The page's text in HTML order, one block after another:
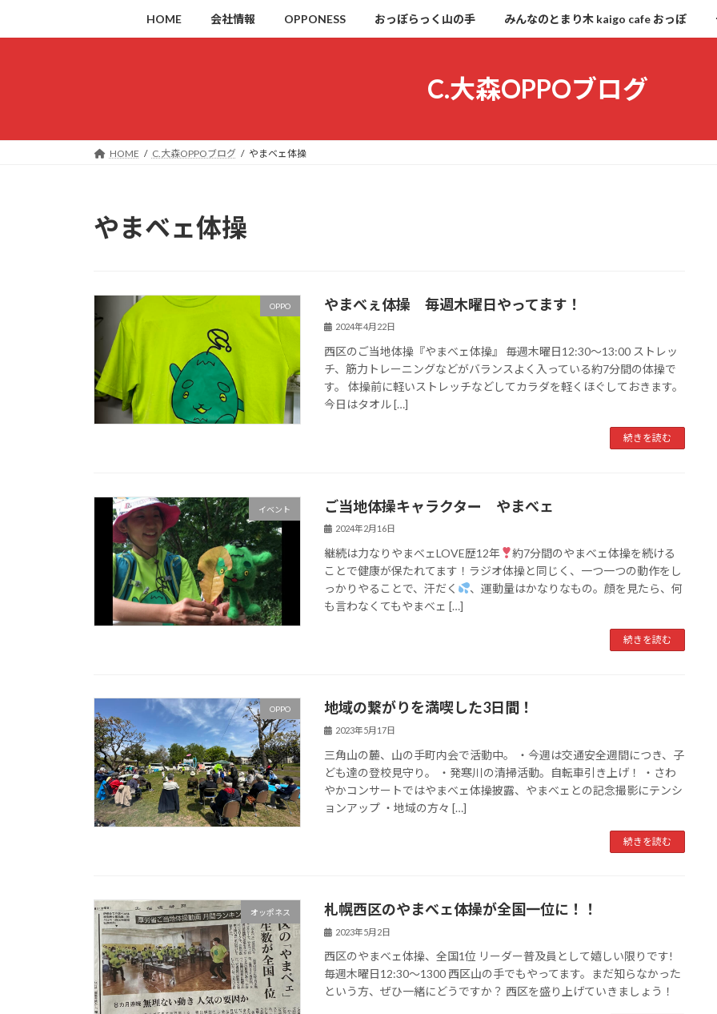
キ
に
HOME 会社情報 OPPONESS おっぽらっく山の手 みんなのとまり木 kaigo cafe おっぽ
C.大森OPPOブログ
HOME C.大森OPPOブログ やまベェ体操
やまベェ体操
OPPO やまべぇ体操 毎週木曜日やってます！
2024年4月22日
西区のご当地体操『やまべェ体操』 毎週木曜日12:30〜13:00 ストレッ
チ、筋力トレーニングなどがバランスよく入っている約7分間の体操で
す。 体操前に軽いストレッチなどしてカラダを軽くほぐしておきます。
今日はタオル […]
続きを読む
イベント ご当地体操キャラクター やまべェ
2024年2月16日
継続は力なりやまべェLOVE歴12年
約7分間のやまべェ体操を続ける
ことで健康が保たれてます！ラジオ体操と同じく、一つ一つの動作をし
っかりやることで、汗だく
、運動量はかなりなもの。顔を見たら、何
も言わなくてもやまべェ […]
続きを読む
OPPO 地域の繋がりを満喫した3日間！
2023年5月17日
三角山の麓、山の手町内会で活動中。 ・今週は交通安全週間につき、子
ども達の登校見守り。 ・発寒川の清掃活動。自転車引き上げ！ ・さわ
やかコンサートではやまべェ体操披露、やまべェとの記念撮影にテンシ
ョンアップ ・地域の方々 […]
続きを読む
オッポネス 札幌西区のやまべェ体操が全国一位に！！
2023年5月2日
西区のやまべェ体操、全国1位 リーダー普及員として嬉しい限りです!
毎週木曜日12:30〜1300 西区山の手でもやってます。まだ知らなかった
という方、ぜひ一緒にどうですか？ 西区を盛り上げていきましょう！